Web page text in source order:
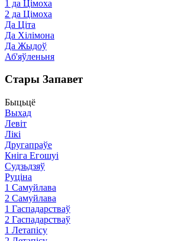
1 да Цімоха
2 да Цімоха
Да Ціта
Да Хілімона
Да Жыдоў
Аб'яўленьня
Стары Запавет
Быцьцё
Выхад
Левіт
Лікі
Другапраўе
Кніга Егошуі
Судзьдзяў
Руціна
1 Самуйлава
2 Самуйлава
1 Гаспадарстваў
2 Гаспадарстваў
1 Летапісу